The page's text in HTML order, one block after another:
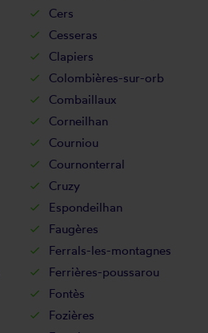
Cers
Cesseras
Clapiers
Colombières-sur-orb
Combaillaux
Corneilhan
Courniou
Cournonterral
Cruzy
Espondeilhan
Faugères
Ferrals-les-montagnes
Ferrières-poussarou
Fontès
Fozières